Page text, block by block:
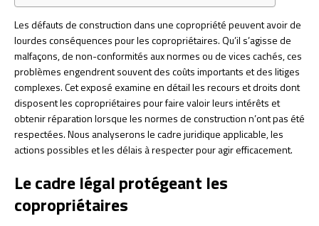
Les défauts de construction dans une copropriété peuvent avoir de
lourdes conséquences pour les copropriétaires. Qu’il s’agisse de
malfaçons, de non-conformités aux normes ou de vices cachés, ces
problèmes engendrent souvent des coûts importants et des litiges
complexes. Cet exposé examine en détail les recours et droits dont
disposent les copropriétaires pour faire valoir leurs intérêts et
obtenir réparation lorsque les normes de construction n’ont pas été
respectées. Nous analyserons le cadre juridique applicable, les
actions possibles et les délais à respecter pour agir efficacement.
Le cadre légal protégeant les
copropriétaires